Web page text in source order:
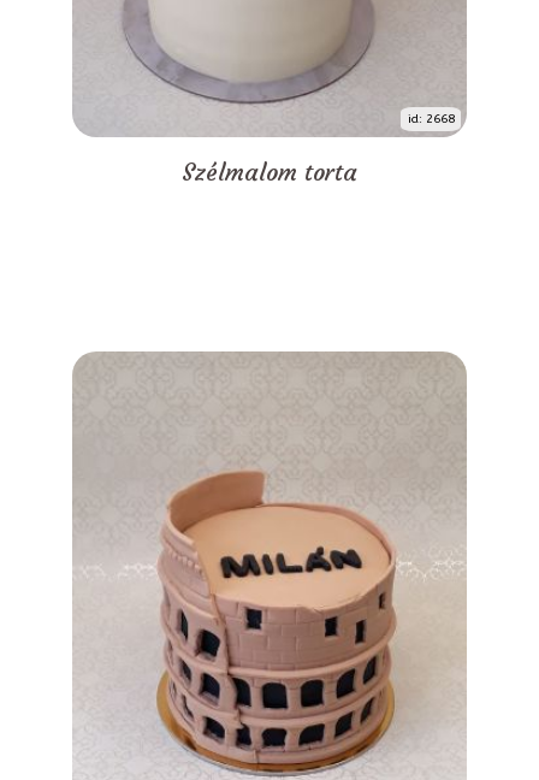
id: 2668
Szélmalom torta